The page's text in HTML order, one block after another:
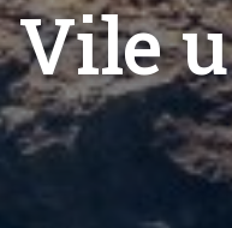
Vile